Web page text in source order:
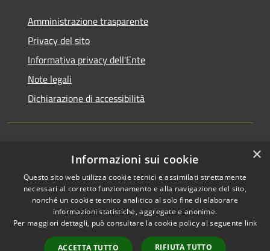
Amministrazione trasparente
Privacy del sito
Informativa privacy dell'Ente
Note legali
Dichiarazione di accessibilità
Newsletter
RSS
Accessibilità
Copyright © 2026 • Comune di
Municipium• Accesso
×
Informazioni sui cookie
Questo sito web utilizza cookie tecnici e assimilati strettamente
necessari al corretto funzionamento e alla navigazione del sito,
nonché un cookie tecnico analitico al solo fine di elaborare
informazioni statistiche, aggregate e anonime.
Per maggiori dettagli, può consultare la cookie policy al seguente link
ACCETTA TUTTO RIFIUTA TUTTO